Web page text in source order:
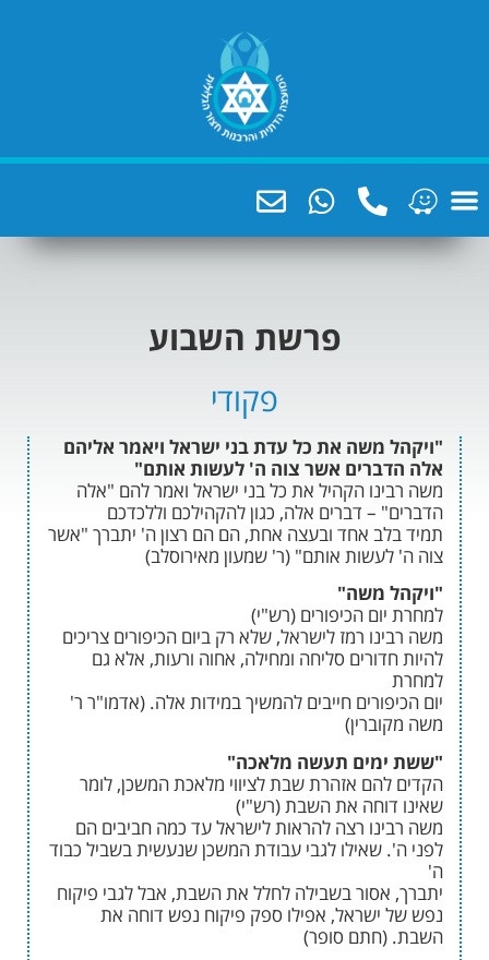
פרשת השבוע
משה את כל עדת בני ישראל ויאמר אליהם
אשר צוה ה' לעשות אותם"
הקהיל את כל בני ישראל ואמר להם "אלה
– דברים אלה, כגון להקהילכם וללכדכם
אחד ובעצה אחת, הם הם רצון ה' יתברך "אשר
אותם" (ר' שמעון מאירוסלב)
משה"
הכיפורים (רש"י)
רמז לישראל, שלא רק ביום הכיפורים צריכים
סליחה ומחילה, אחוה ורעות, אלא גם
חייבים להמשיך במידות אלה. (אדמו"ר ר'
תעשה מלאכה"
אזהרת שבת לציווי מלאכת המשכן, לומר
את השבת (רש"י)
רצה להראות לישראל עד כמה חביבים הם
שאילו לגבי עבודת המשכן שנעשית בשביל כבוד
בשבילה לחלל את השבת, אבל לגבי פיקוח
אפילו ספק פיקוח נפש דוחה את
סופר)